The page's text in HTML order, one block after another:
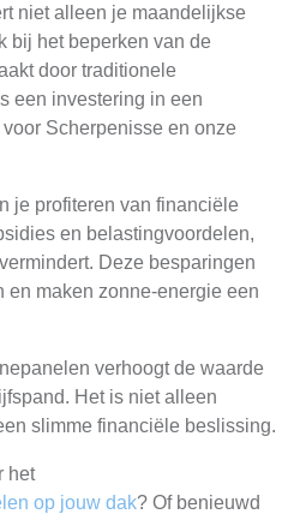
niet alleen je maandelijkse
bij het beperken van de
door traditionele
een investering in een
Scherpenisse en onze
je profiteren van financiële
en belastingvoordelen,
Deze besparingen
en maken zonne-energie een
verhoogt de waarde
Het is niet alleen
slimme financiële beslissing.
het
op jouw dak? Of benieuwd